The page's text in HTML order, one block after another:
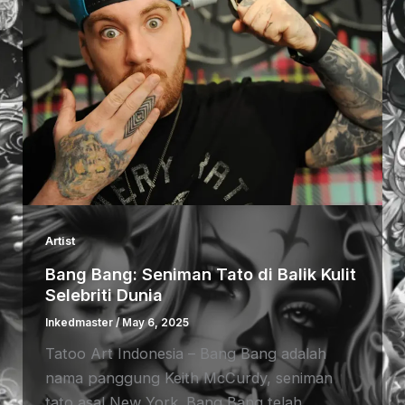
Artist
Bang Bang: Seniman Tato di Balik Kulit
Selebriti Dunia
Inkedmaster /May 6, 2025
Tatoo Art Indonesia – Bang Bang adalah
nama panggung Keith McCurdy, seniman